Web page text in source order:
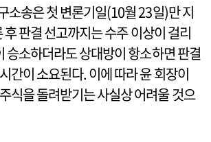
소송은 첫 변론기일(10월 23일)만 지
판결 선고까지는 수주 이상이 걸리
승소하더라도 상대방이 항소하면 판결
간이 소요된다. 이에 따라 윤 회장이
식을 돌려받기는 사실상 어려울 것으